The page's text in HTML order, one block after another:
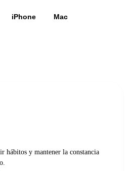
iPhone
Mac
hábitos y mantener la constancia